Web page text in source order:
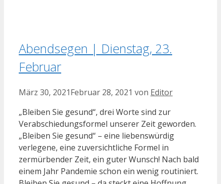
Abendsegen | Dienstag, 23.
Februar
März 30, 2021Februar 28, 2021 von Editor
„Bleiben Sie gesund“, drei Worte sind zur
Verabschiedungsformel unserer Zeit geworden.
„Bleiben Sie gesund“ – eine liebenswürdig
verlegene, eine zuversichtliche Formel in
zermürbender Zeit, ein guter Wunsch! Nach bald
einem Jahr Pandemie schon ein wenig routiniert.